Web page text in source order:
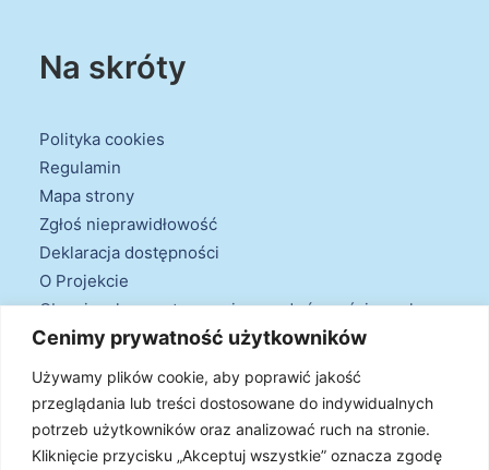
Cenimy prywatność użytkowników
Używamy plików cookie, aby poprawić jakość
przeglądania lub treści dostosowane do indywidualnych
potrzeb użytkowników oraz analizować ruch na stronie.
Kliknięcie przycisku „Akceptuj wszystkie” oznacza zgodę
Na skróty
Polityka cookies
Regulamin
Mapa strony
Zgłoś nieprawidłowość
Deklaracja dostępności
O Projekcie
Obowiązek przestrzegania zasad równościowych
oraz warunków podstawowych
Klauzule informacyjne